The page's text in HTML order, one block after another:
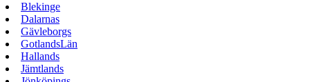
Blekinge
Dalarnas
Gävleborgs
GotlandsLän
Hallands
Jämtlands